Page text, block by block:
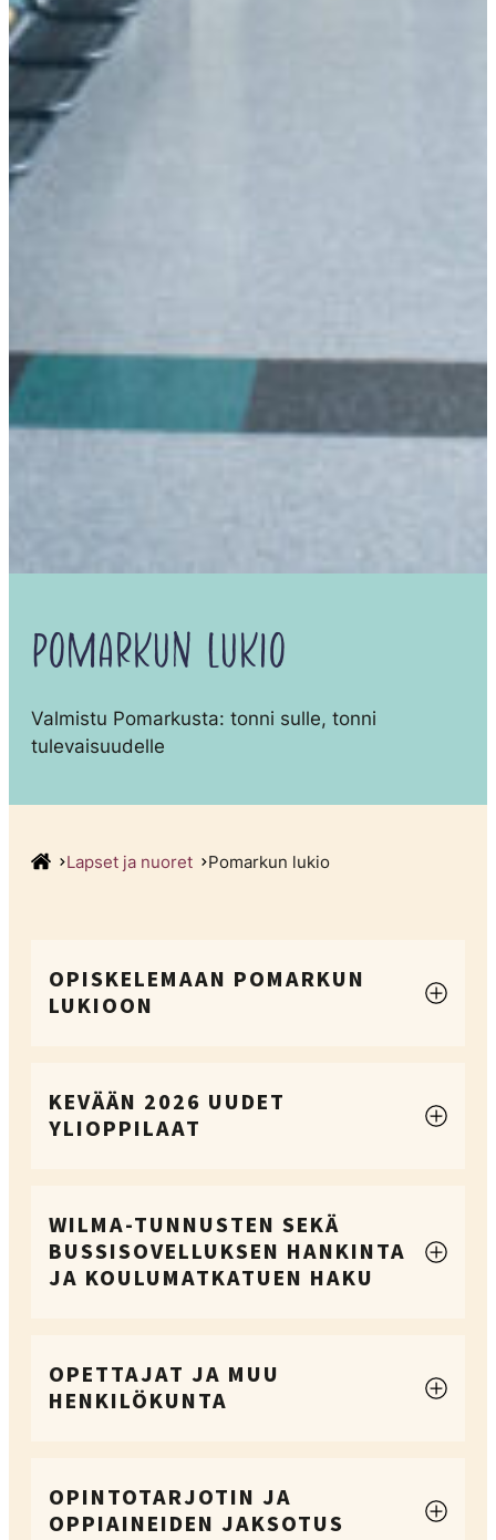
POMARKUN LUKIO
Valmistu Pomarkusta: tonni sulle, tonni
tulevaisuudelle
Lapset ja nuoret Pomarkun lukio
OPISKELEMAAN POMARKUN
LUKIOON
KEVÄÄN 2026 UUDET
YLIOPPILAAT
WILMA-TUNNUSTEN SEKÄ
BUSSISOVELLUKSEN HANKINTA
JA KOULUMATKATUEN HAKU
OPETTAJAT JA MUU
HENKILÖKUNTA
OPINTOTARJOTIN JA
OPPIAINEIDEN JAKSOTUS